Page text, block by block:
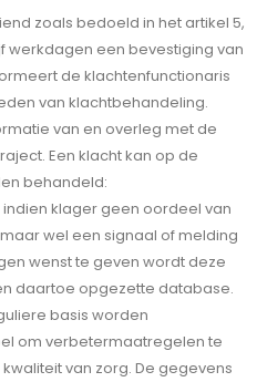
zoals bedoeld in het artikel 5,
werkdagen een bevestiging van
de klachtenfunctionaris
van klachtbehandeling.
van en overleg met de
Een klacht kan op de
behandeld:
klager geen oordeel van
wel een signaal of melding
wenst te geven wordt deze
daartoe opgezette database.
basis worden
om verbetermaatregelen te
van zorg. De gegevens